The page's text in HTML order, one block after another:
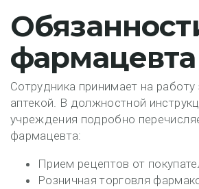
фармацевта
Сотрудника принимает на
аптекой. В должностной
учреждения подробно
фармацевта:
Прием рецептов от
Розничная торговля